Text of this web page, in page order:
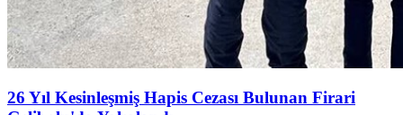
26 Yıl Kesinleşmiş Hapis Cezası Bulunan Firari